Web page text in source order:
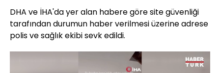
DHA ve İHA'da yer alan habere göre site güvenliği
tarafından durumun haber verilmesi üzerine adrese
polis ve sağlık ekibi sevk edildi.